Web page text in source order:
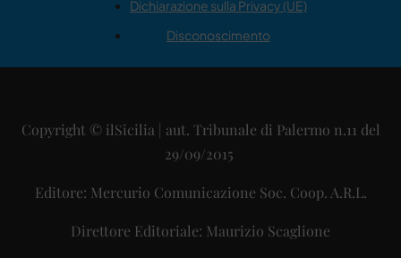
Dichiarazione sulla Privacy (UE)
Disconoscimento
Copyright © ilSicilia | aut. Tribunale di Palermo n.11 del
29/09/2015
Editore: Mercurio Comunicazione Soc. Coop. A.R.L.
Direttore Editoriale: Maurizio Scaglione